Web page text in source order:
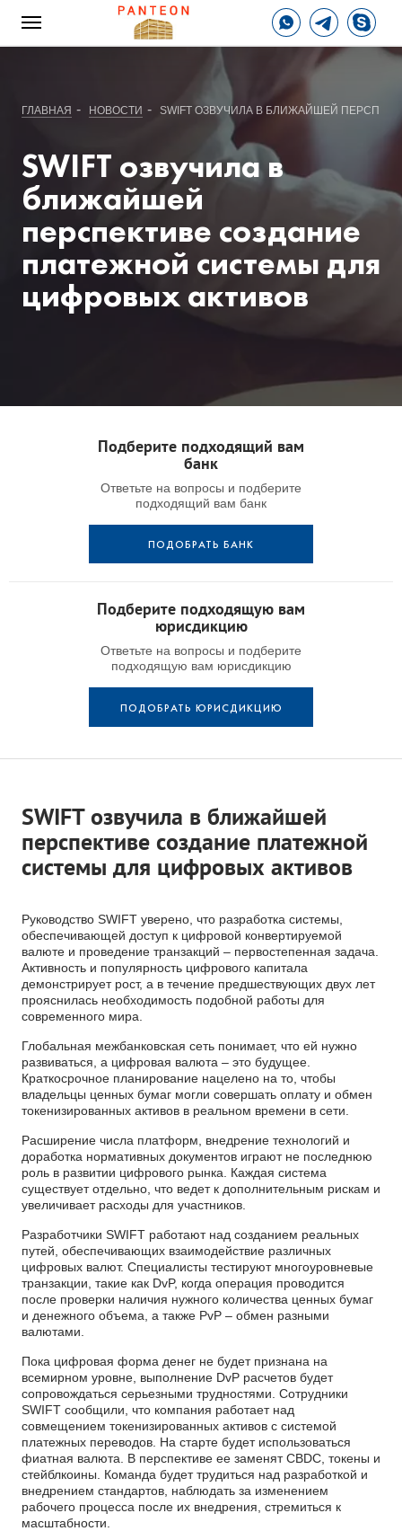
ГЛАВНАЯ - НОВОСТИ - SWIFT ОЗВУЧИЛА В БЛИЖАЙШЕЙ
SWIFT озвучила в
ближайшей
перспективе создание
платежной системы для
цифровых активов
Подберите подходящий вам
банк
Ответьте на вопросы и подберите
подходящий вам банк
ПОДОБРАТЬ БАНК
Подберите подходящую вам
юрисдикцию
Ответьте на вопросы и подберите
подходящую вам юрисдикцию
ПОДОБРАТЬ ЮРИСДИКЦИЮ
SWIFT озвучила в ближайшей
перспективе создание платежной
системы для цифровых активов
Руководство SWIFT уверено, что разработка системы,
обеспечивающей доступ к цифровой конвертируемой
валюте и проведение транзакций – первостепенная задача.
Активность и популярность цифрового капитала
демонстрирует рост, а в течение предшествующих двух лет
прояснилась необходимость подобной работы для
современного мира.
Глобальная межбанковская сеть понимает, что ей нужно
развиваться, а цифровая валюта – это будущее.
Краткосрочное планирование нацелено на то, чтобы
владельцы ценных бумаг могли совершать оплату и обмен
токенизированных активов в реальном времени в сети.
Расширение числа платформ, внедрение технологий и
доработка нормативных документов играют не последнюю
роль в развитии цифрового рынка. Каждая система
существует отдельно, что ведет к дополнительным рискам и
увеличивает расходы для участников.
Разработчики SWIFT работают над созданием реальных
путей, обеспечивающих взаимодействие различных
цифровых валют. Специалисты тестируют многоуровневые
транзакции, такие как DvP, когда операция проводится
после проверки наличия нужного количества ценных бумаг
и денежного объема, а также PvP – обмен разными
валютами.
Пока цифровая форма денег не будет признана на
всемирном уровне, выполнение DvP расчетов будет
сопровождаться серьезными трудностями. Сотрудники
SWIFT сообщили, что компания работает над
совмещением токенизированных активов с системой
платежных переводов. На старте будет использоваться
фиатная валюта. В перспективе ее заменят CBDC, токены и
стейблкоины. Команда будет трудиться над разработкой и
внедрением стандартов, наблюдать за изменением
рабочего процесса после их внедрения, стремиться к
масштабности.